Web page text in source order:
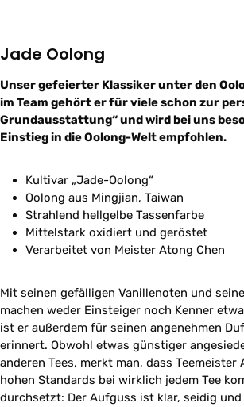
Jade Oolong
Unser gefeierter Klassiker unter den
im Team gehört er für viele schon zur
Grundausstattung“ und wird bei uns
Einstieg in die Oolong-Welt empfohlen.
Kultivar „Jade-Oolong“
Oolong aus Mingjian, Taiwan
Strahlend hellgelbe Tassenfarbe
Mittelstark oxidiert und geröstet
Verarbeitet von Meister Atong Chen
Mit seinen gefälligen Vanillenoten und
machen weder Einsteiger noch Kenner
ist er außerdem für seinen angenehmen
erinnert. Obwohl etwas günstiger
anderen Tees, merkt man, dass Teemeister
hohen Standards bei wirklich jedem Tee
durchsetzt: Der Aufguss ist klar, seidig